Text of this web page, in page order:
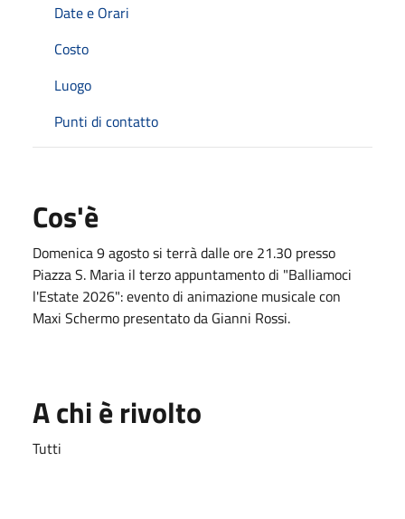
Date e Orari
Costo
Luogo
Punti di contatto
Cos'è
Domenica 9 agosto si terrà dalle ore 21.30 presso
Piazza S. Maria il terzo appuntamento di "Balliamoci
l'Estate 2026": evento di animazione musicale con
Maxi Schermo presentato da Gianni Rossi.
A chi è rivolto
Tutti